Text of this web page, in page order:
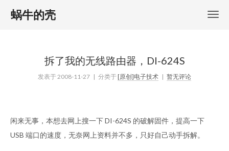
蜗牛的壳
拆了我的无线路由器，DI-624S
发表于2008-11-27 | 分类于[原创]电子技术 | 暂无评论
闲来无事，本想去网上搜一下 DI-624S 的破解固件，提高一下
USB 端口的速度，无奈网上资料并不多，只好自己动手拆解。